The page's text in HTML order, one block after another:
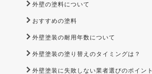
外壁の塗料について
おすすめの塗料
外壁塗装の耐用年数について
外壁塗装の塗り替えのタイミングは？
外壁塗装に失敗しない業者選びのポイント